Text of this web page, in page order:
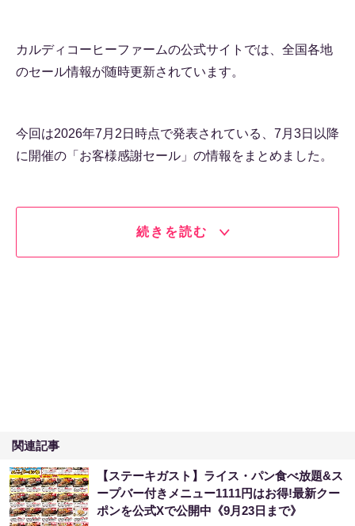
カルディコーヒーファームの公式サイトでは、全国各地
のセール情報が随時更新されています。
今回は2026年7月2日時点で発表されている、7月3日以降
に開催の「お客様感謝セール」の情報をまとめました。
続きを読む
関連記事
【ステーキガスト】ライス・パン食べ放題&ス
ープバー付きメニュー1111円はお得!最新クー
ポンを公式Xで公開中《9月23日まで》